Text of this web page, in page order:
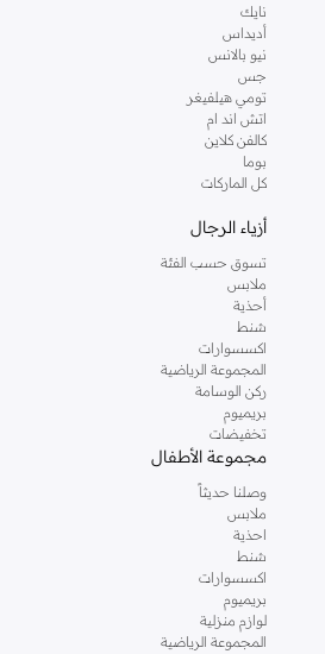
مسقط
نمشي واستمتعي باكثر من الف ستايل من مجموعة
كاملة في متجر دوروثي بيركنز اون لاين او
دوروثي بيركنز اون لاين. خدمة التوصيل السريعة
تسوق ممتعة دائما مع نمشي.
نايك
أديداس
نيو بالانس
جس
تومي هيلفيغر
اتش اند ام
كالفن كلاين
بوما
كل الماركات
أزياء الرجال
تسوق حسب الفئة
ملابس
أحذية
شنط
اكسسوارات
المجموعة الرياضية
ركن الوسامة
بريميوم
تخفيضات
مجموعة الأطفال
وصلنا حديثاً
ملابس
احذية
شنط
اكسسوارات
بريميوم
لوازم منزلية
المجموعة الرياضية